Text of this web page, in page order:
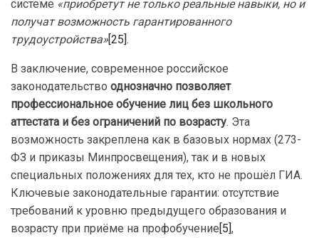
системе «приобретут не только реальные навыки, но и
получат возможность гарантированного
трудоустройства»[25].
В заключение, современное российское
законодательство однозначно позволяет
профессиональное обучение лиц без школьного
аттестата и без ограничений по возрасту. Эта
возможность закреплена как в базовых нормах (273-
ФЗ и приказы Минпросвещения), так и в новых
специальных положениях для тех, кто не прошёл ГИА.
Ключевые законодательные гарантии: отсутствие
требований к уровню предыдущего образования и
возрасту при приёме на профобучение[5],